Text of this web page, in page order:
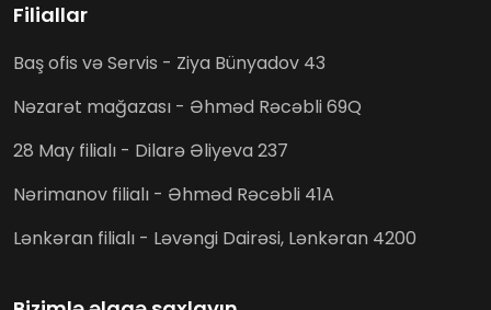
Filiallar
Baş ofis və Servis - Ziya Bünyadov 43
Nəzarət mağazası - Əhməd Rəcəbli 69Q
28 May filialı - Dilarə Əliyeva 237
Nərimanov filialı - Əhməd Rəcəbli 41A
Lənkəran filialı - Ləvəngi Dairəsi, Lənkəran 4200